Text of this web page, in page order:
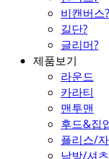
비캔버스?
길단?
글리머?
제품보기
라운드
카라티
맨투맨
후드&집
플리스/
남방/셔츠